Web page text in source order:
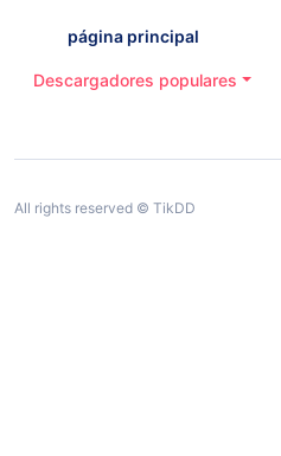
página principal
Descargadores populares
All rights reserved © TikDD